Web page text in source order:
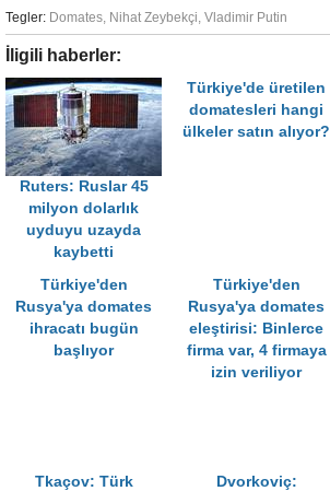
Tegler: Domates, Nihat Zeybekçi, Vladimir Putin
İligili haberler:
Ruters: Ruslar 45
milyon dolarlık
uyduyu uzayda
kaybetti
Türkiye'de üretilen
domatesleri hangi
ülkeler satın alıyor?
Türkiye'den
Rusya'ya domates
ihracatı bugün
başlıyor
Türkiye'den
Rusya'ya domates
eleştirisi: Binlerce
firma var, 4 firmaya
izin veriliyor
Tkaçov: Türk
Dvorkoviç: